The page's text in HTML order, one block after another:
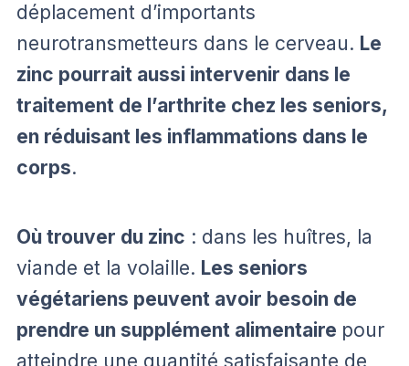
déplacement d’importants
neurotransmetteurs dans le cerveau. Le
zinc pourrait aussi intervenir dans le
traitement de l’arthrite chez les seniors,
en réduisant les inflammations dans le
corps.
Où trouver du zinc : dans les huîtres, la
viande et la volaille. Les seniors
végétariens peuvent avoir besoin de
prendre un supplément alimentaire pour
atteindre une quantité satisfaisante de